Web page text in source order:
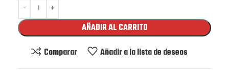
AÑADIR AL CARRITO
Comparar
Añadir a la lista de deseos